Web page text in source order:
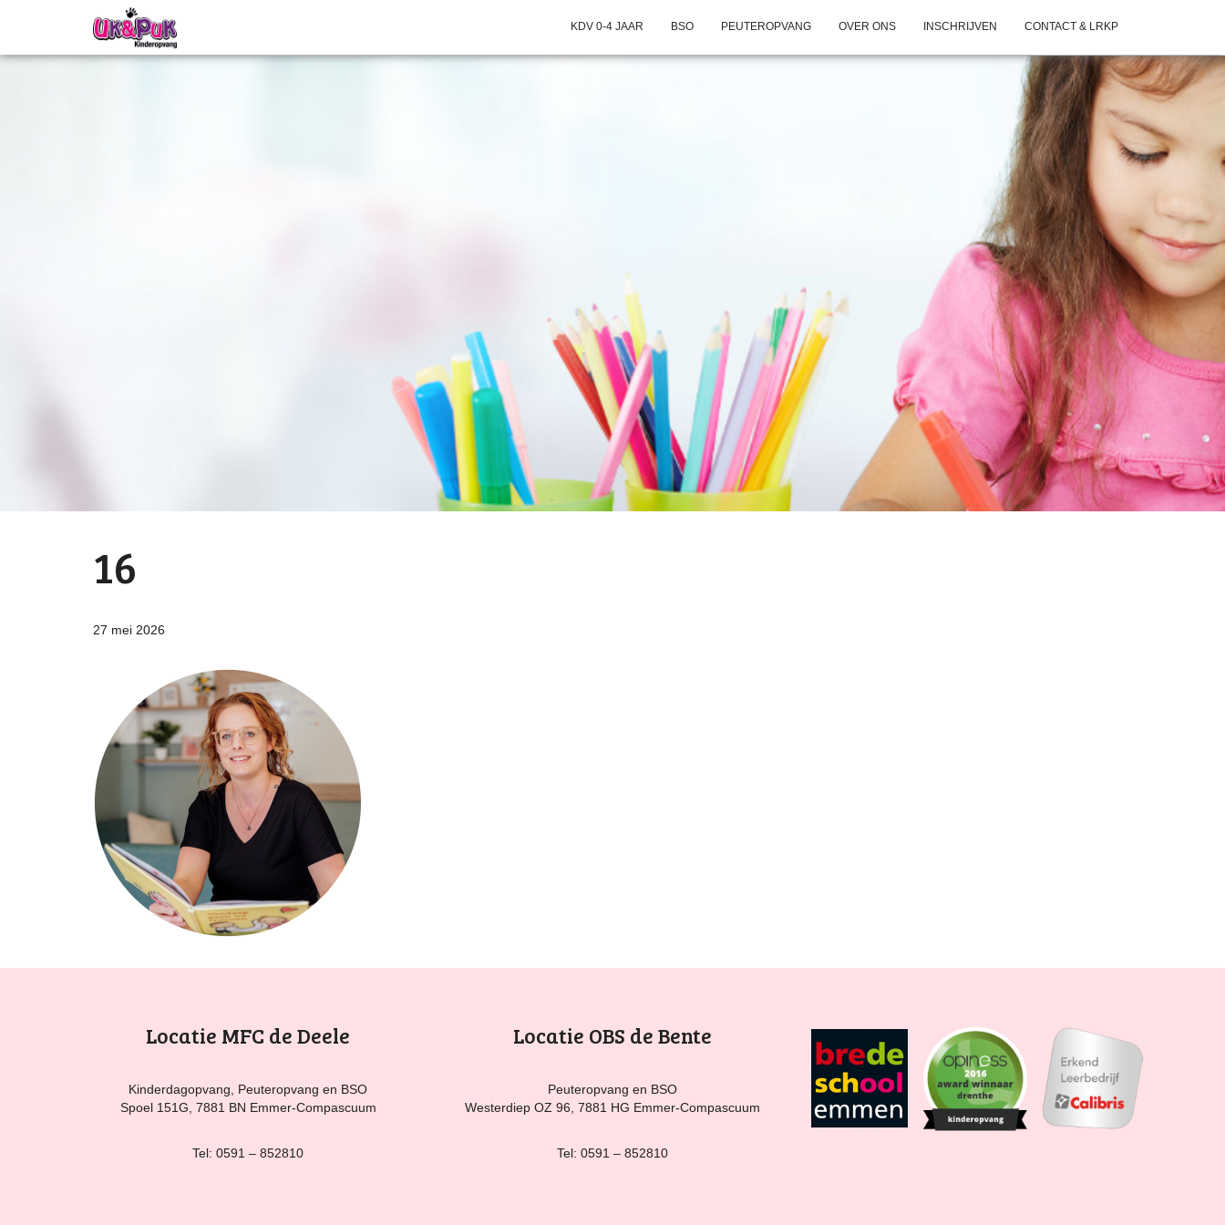
KDV 0-4 JAAR BSO PEUTEROPVANG OVER ONS INSCHRIJVEN CONTACT & LRKP
16
27 mei 2026
Locatie MFC de Deele
Kinderdagopvang, Peuteropvang en BSO
Spoel 151G, 7881 BN Emmer-Compascuum
Tel: 0591 – 852810
Locatie OBS de Bente
Peuteropvang en BSO
Westerdiep OZ 96, 7881 HG Emmer-Compascuum
Tel: 0591 – 852810